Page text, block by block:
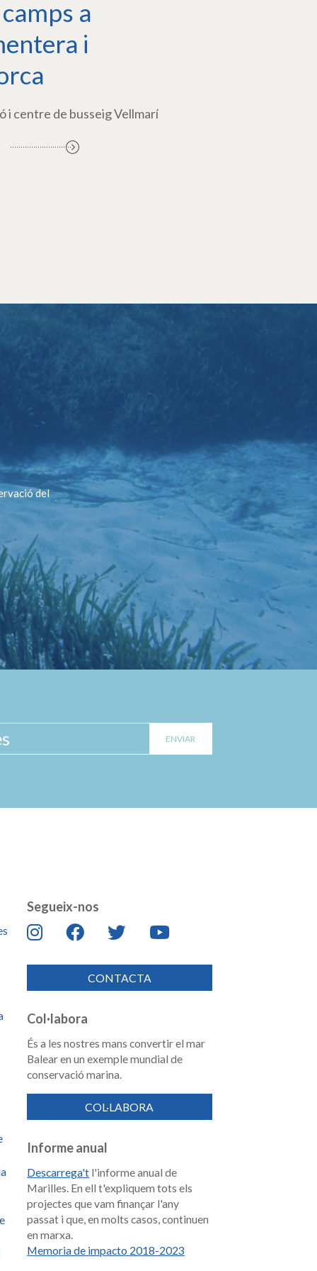
a
i
i centre de busseig Vellmarí
del
Segueix-nos
CONTACTA
Col·labora
És a les nostres mans convertir el mar
Balear en un exemple mundial de
conservació marina.
COL·LABORA
Informe anual
Descarrega't l'informe anual de
Marilles. En ell t'expliquem tots els
projectes que vam finançar l'any
passat i que, en molts casos, continuen
en marxa.
Memoria de impacto 2018-2023